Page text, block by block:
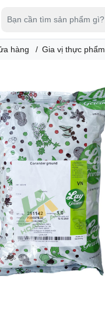
hàng Gia vị thực phẩm